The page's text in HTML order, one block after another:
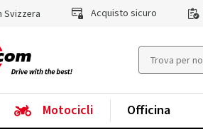
Svizzera Acquisto sicuro
Motocicli
Officina